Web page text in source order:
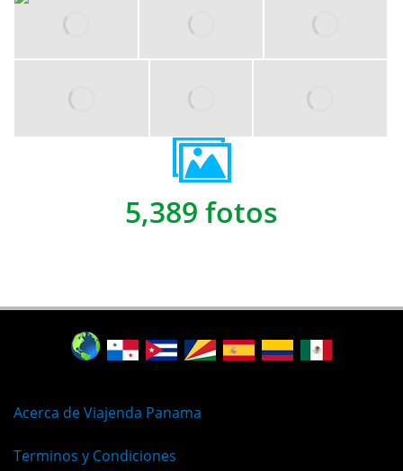
5,389 fotos
Acerca de Viajenda Panama
Terminos y Condiciones